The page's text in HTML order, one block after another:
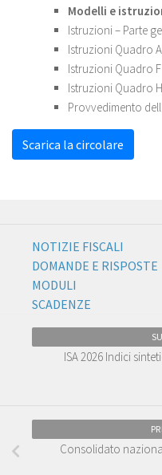
Modelli e
Istruzioni – Parte
Istruzioni Quadro A
Istruzioni Quadro F
Istruzioni Quadro H
Provvedimento
Scarica la circolare
NOTIZIE FISCALI
DOMANDE E RISPOSTE
MODULI
SCADENZE
ISA 2026 Indici
Consolidato